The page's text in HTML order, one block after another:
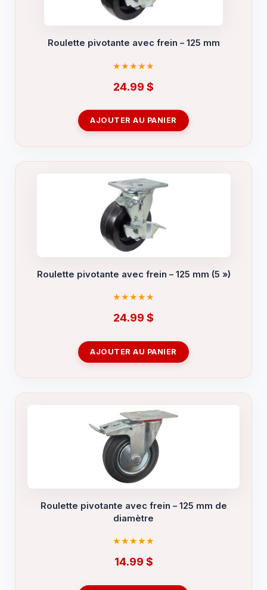
Roulette pivotante avec frein – 125 mm
24.99 $
AJOUTER AU PANIER
Roulette pivotante avec frein – 125 mm (5 »)
24.99 $
AJOUTER AU PANIER
Roulette pivotante avec frein – 125 mm de
diamètre
14.99 $